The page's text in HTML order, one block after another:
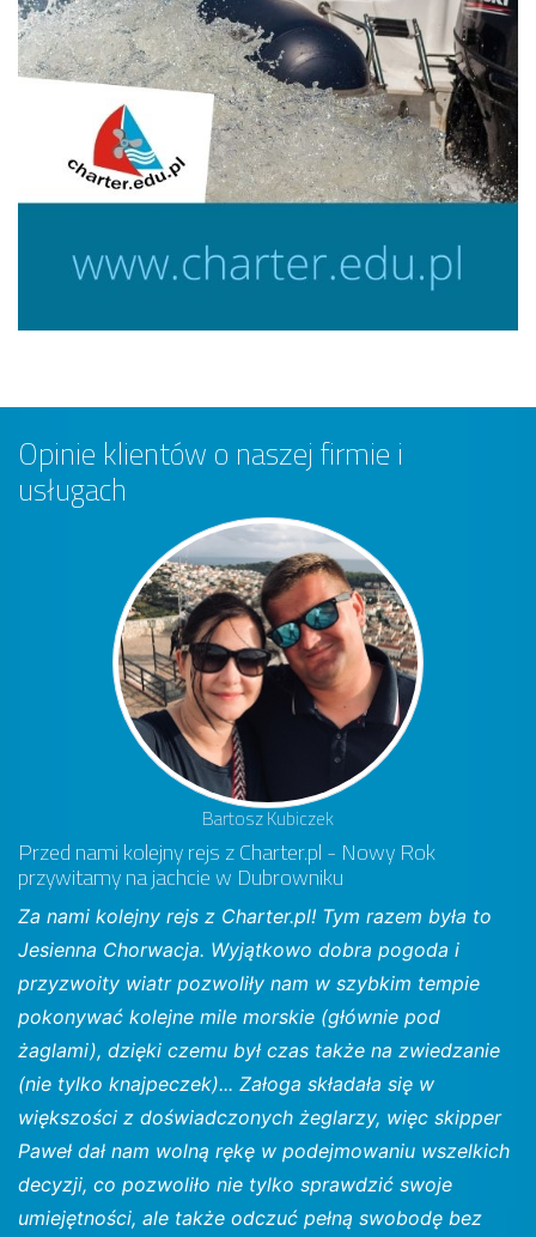
Opinie klientów o naszej firmie i
usługach
Bartosz Kubiczek
Przed nami kolejny rejs z Charter.pl - Nowy Rok
przywitamy na jachcie w Dubrowniku
Za nami kolejny rejs z Charter.pl! Tym razem była to
Jesienna Chorwacja. Wyjątkowo dobra pogoda i
przyzwoity wiatr pozwoliły nam w szybkim tempie
pokonywać kolejne mile morskie (głównie pod
żaglami), dzięki czemu był czas także na zwiedzanie
(nie tylko knajpeczek)... Załoga składała się w
większości z doświadczonych żeglarzy, więc skipper
Paweł dał nam wolną rękę w podejmowaniu wszelkich
decyzji, co pozwoliło nie tylko sprawdzić swoje
umiejętności, ale także odczuć pełną swobodę bez